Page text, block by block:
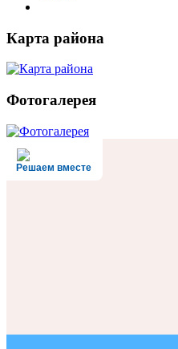
Карта района
Фотогалерея
Решаем вместе